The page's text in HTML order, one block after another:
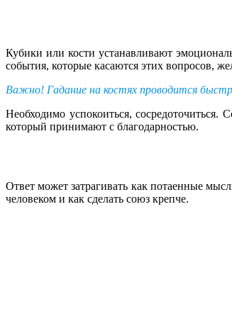
Кубики или кости устанавливают
события, которые касаются этих вопросов,
Важно! Гадание на костях проводится
Необходимо успокоиться, сосредоточиться.
который принимают с благодарностью.
Ответ может затрагивать как потаенные
человеком и как сделать союз крепче.